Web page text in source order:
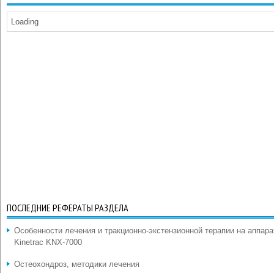
Loading
ПОСЛЕДНИЕ РЕФЕРАТЫ РАЗДЕЛА
Особенности лечения и тракционно-экстензионной терапии на
Kinetrac KNX-7000
Остеохондроз, методики лечения